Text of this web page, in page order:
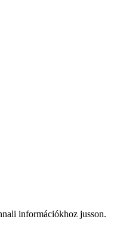
információkhoz jusson.